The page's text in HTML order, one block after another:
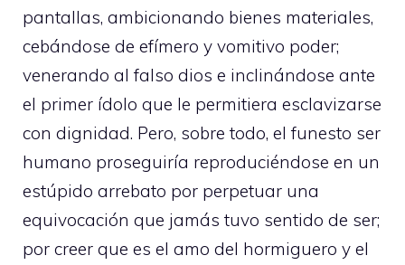
pantallas, ambicionando bienes materiales,
cebándose de efímero y vomitivo poder;
venerando al falso dios e inclinándose ante
el primer ídolo que le permitiera esclavizarse
con dignidad. Pero, sobre todo, el funesto ser
humano proseguiría reproduciéndose en un
estúpido arrebato por perpetuar una
equivocación que jamás tuvo sentido de ser;
por creer que es el amo del hormiguero y el